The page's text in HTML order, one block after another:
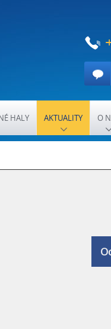
HALY AKTUALITY O